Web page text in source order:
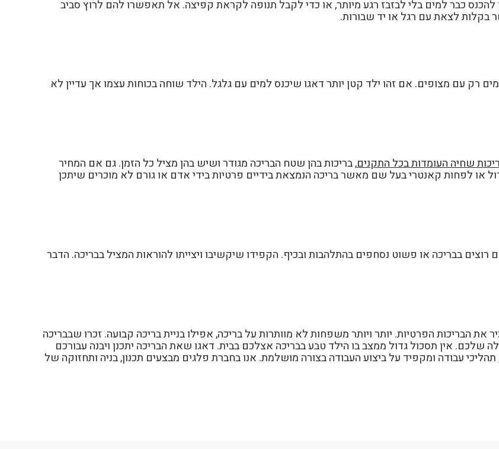
להכנס כבר למים בלי לבזבז רגע מיותר, או כדי לקבל תנופה לקראת קפיצה. אל תאפשרו להם לרוץ סביב
לצאת עם רגל או יד שבורות.
רק עם מצופים. אם זהו ילד קטן יותר דאגו שיכנס למים עם גלגל. הילד שוחה בכוחות עצמו אך עדיין לא
שחיה העומדות בכל התקנים, בריכות בהן שטח הבריכה מגודר ושיש בהן מציל כל הזמן. גם אם המחיר
או לפחות קאנטרי בעל שם מאשר בריכה הנמצאת בידיים פרטיות בידי אדם או גורם לא מוכרים שיתכן
בבריכה או פשוט נסחפים בהתלהבות ובכיף. הקפידו שיקשיבו ויצייתו להוראות המציל בבריכה. הדבר
הבריכות הפרטיות. יותר ויותר משפחות לא מוותרות על בריכה, אפילו בניית בריכה קבועה. זכרו שבבריכה
אין תסכול גדול ממצב בו הילד טבע בבריכה אצלכם בבית. דאגו שאת הבריכה יתכנן ויבנה עבורכם
עבודה ומקפיד על ביצוע העבודה בצורה מושלמת. אנו בחברת פלגים מבצעים תכנון, בניה ותחזוקה של